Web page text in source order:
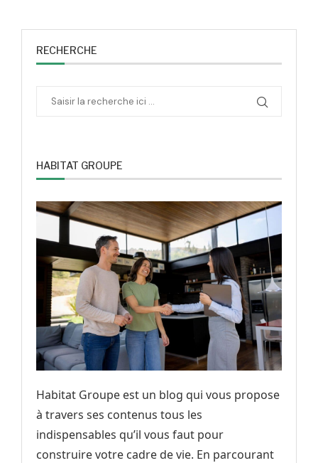
RECHERCHE
HABITAT GROUPE
Habitat Groupe est un blog qui vous propose
à travers ses contenus tous les
indispensables qu’il vous faut pour
construire votre cadre de vie. En parcourant